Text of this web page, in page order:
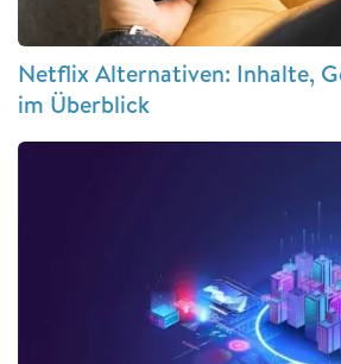
Netflix Alternativen: Inhalte,
im Überblick